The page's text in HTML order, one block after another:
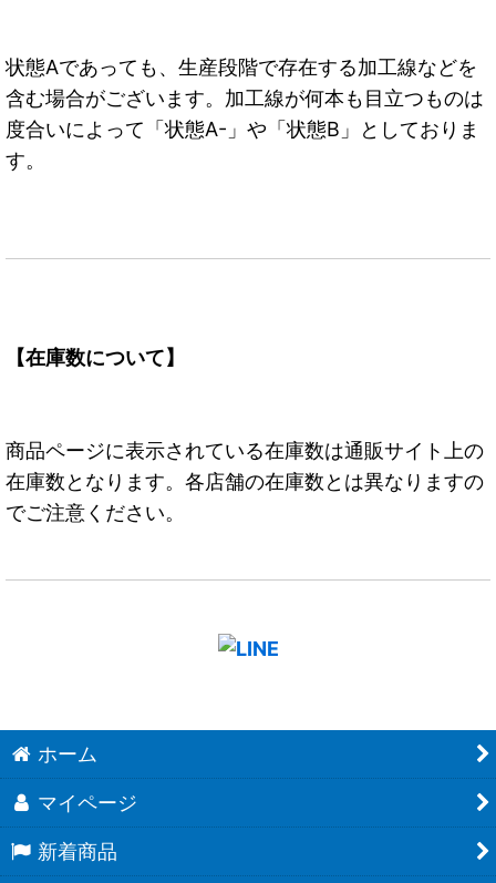
状態Aであっても、生産段階で存在する加工線などを
含む場合がございます。加工線が何本も目立つものは
度合いによって「状態A-」や「状態B」としておりま
す。
【在庫数について】
商品ページに表示されている在庫数は通販サイト上の
在庫数となります。各店舗の在庫数とは異なりますの
でご注意ください。
ホーム
マイページ
新着商品